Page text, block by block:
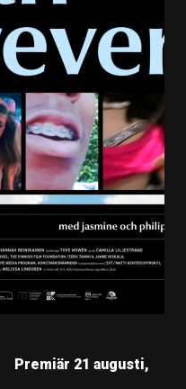
Premiär 21 augusti,